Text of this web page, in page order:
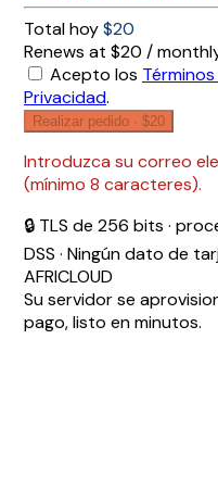
Total hoy$20
Renews at $20 /
Acepto los
Privacidad.
Realizar pedido · $20
Introduzca su correo
(mínimo 8 caracteres).
🔒 TLS de 256 bits ·
DSS · Ningún dato de
AFRICLOUD
Su servidor se
pago, listo en minutos.